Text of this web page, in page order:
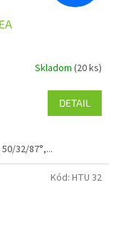
Skladom (20 ks)
DETAIL
32/87°,...
Kód: HTU 32